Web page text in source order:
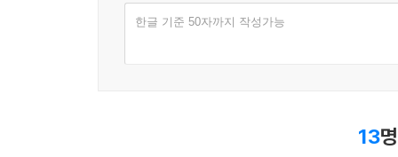
지속가능한 국부의 원천이 될 수 있다. 조 사장
말한다. 정보통신기술 분야의 인공지능을 전
있고, 정보통신기술 분야에서도 세계와 겨룰 만
있다. 한국은 이미 수년 전부터 제주 스마트그
한글 기준 50자까지 작성가능
13